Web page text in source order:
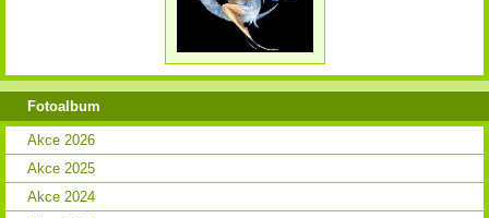
Fotoalbum
Akce 2026
Akce 2025
Akce 2024